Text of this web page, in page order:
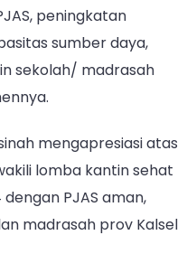
peningkatan
sumber daya,
sekolah/ madrasah
mengapresiasi atas
lomba kantin sehat
PJAS aman,
madrasah prov Kalsel